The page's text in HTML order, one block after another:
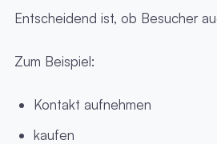
Entscheidend ist, ob Besucher
Zum Beispiel:
Kontakt aufnehmen
kaufen